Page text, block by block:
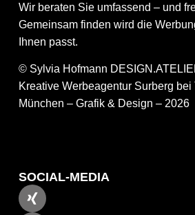
Wir beraten Sie umfassend – und
Gemeinsam finden wird die
Ihnen passt.
© Sylvia Hofmann
Kreative Werbeagentur Surberg bei
München – Grafik & Design – 2026
SOCIAL-MEDIA